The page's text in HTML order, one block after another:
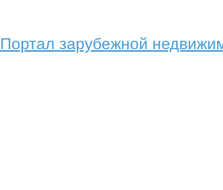
Портал зарубежной